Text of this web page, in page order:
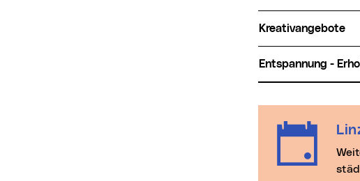
Kreativangebote
Entspannung -
Weitere Informationen zu den Veranstaltungen finden Sie auf der